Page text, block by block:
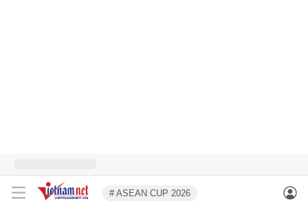
# ASEAN CUP 2026